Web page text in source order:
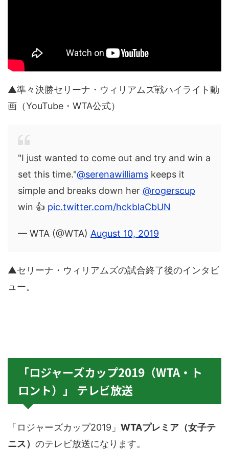
▲準々決勝セリーナ・ウィリアムズ戦ハイライト動
画（YouTube・WTA公式）
"I just wanted to come out and try and win a
set this time."@serenawilliams keeps it
simple and breaks down her @rogerscup
win 👍 pic.twitter.com/hckblaCbUN
— WTA (@WTA) August 10, 2019
▲セリーナ・ウィリアムズの試合終了後のインタビ
ュー。
「ロジャーズカップ2019（WTA・ト
ロント）」 テレビ放送
「ロジャーズカップ2019」 WTAプレミア（女子テ
ニス） のテレビ放送になります。